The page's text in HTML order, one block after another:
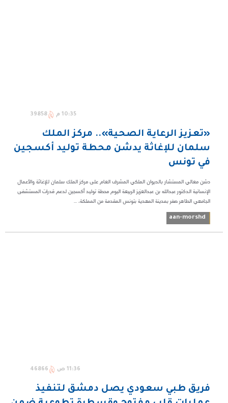
10:35 م 39858
«تعزيز الرعاية الصحية».. مركز الملك
سلمان للإغاثة يدشن محطة توليد أكسجين
في تونس
دشن معالي المستشار بالديوان الملكي المشرف العام على مركز الملك سلمان للإغاثة والأعمال
الإنسانية الدكتور عبدالله بن عبدالعزيز الربيعة اليوم محطة توليد أكسجين لدعم قدرات المستشفى
الجامعي الطاهر صفر بمدينة المهدية بتونس المقدمة من المملكة، ...
aan-morshd
11:36 ص 46866
فريق طبي سعودي يصل دمشق لتنفيذ